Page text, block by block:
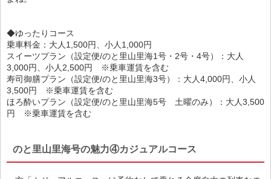
◆ゆったりコース
乗車料金：大人1,500円、小人1,000円
スイーツプラン（設定便/のと里山里海1号・2号・4号）：大人
3,000円、小人2,500円 ※乗車運賃を含む
寿司御膳プラン（設定便/のと里山里海3号）：大人4,000円、小人
3,500円 ※乗車運賃を含む
ほろ酔いプラン（設定便/のと里山里海5号 土曜のみ）：大人3,500
円 ※乗車運賃を含む
のと里山里海号の魅力④カジュアルコース